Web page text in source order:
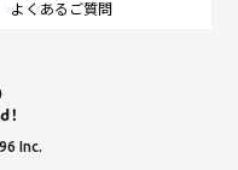
よくあるご質問
Inc.